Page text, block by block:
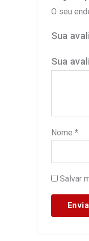
O seu
Sua
Sua
Nome *
Salvar